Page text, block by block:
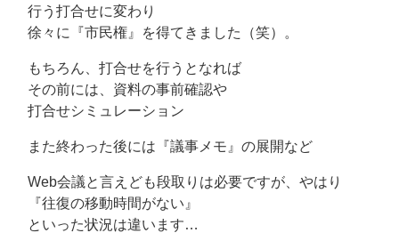
行う打合せに変わり
徐々に『市民権』を得てきました（笑）。
もちろん、打合せを行うとなれば
その前には、資料の事前確認や
打合せシミュレーション
また終わった後には『議事メモ』の展開など
Web会議と言えども段取りは必要ですが、やはり
『往復の移動時間がない』
といった状況は違います…